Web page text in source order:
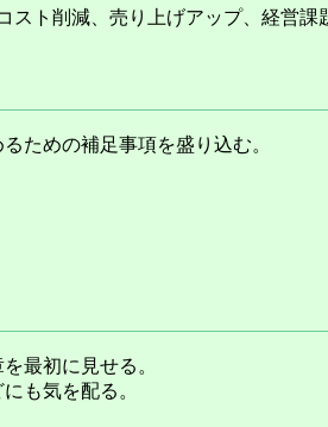
ト削減、売り上げアップ、経営課
ための補足事項を盛り込む。
最初に見せる。
も気を配る。